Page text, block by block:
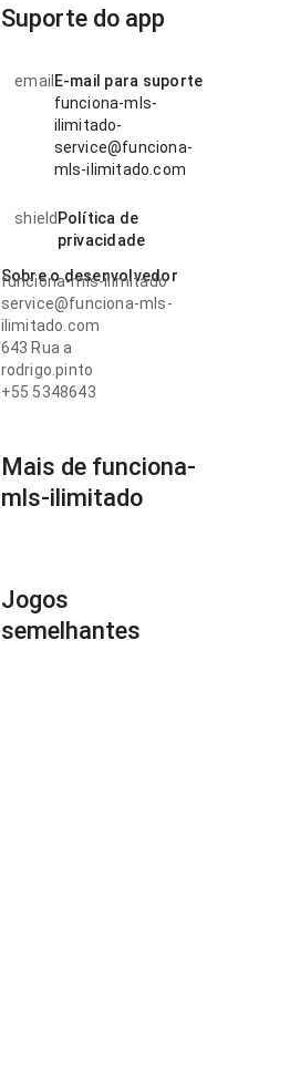
Suporte do app
email E-mail para suporte
funciona-mls-
ilimitado-
service@funciona-
mls-ilimitado.com
shield Política de
privacidade
Sobre o desenvolvedor
funciona-mls-ilimitado
service@funciona-mls-
ilimitado.com
643 Rua a
rodrigo.pinto
+55 5348643
Mais de funciona-
mls-ilimitado
Jogos
semelhantes